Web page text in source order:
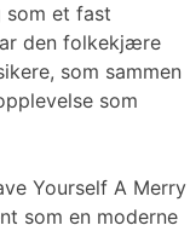
som et fast
den folkekjære
som sammen
som
Yourself A Merry
som en moderne